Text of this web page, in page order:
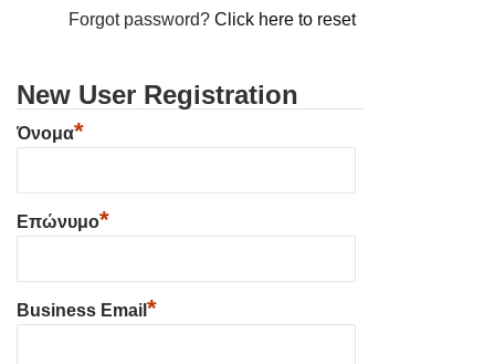
Forgot password?Click here to reset
New User Registration
Όνομα*
Επώνυμο*
Business Email *